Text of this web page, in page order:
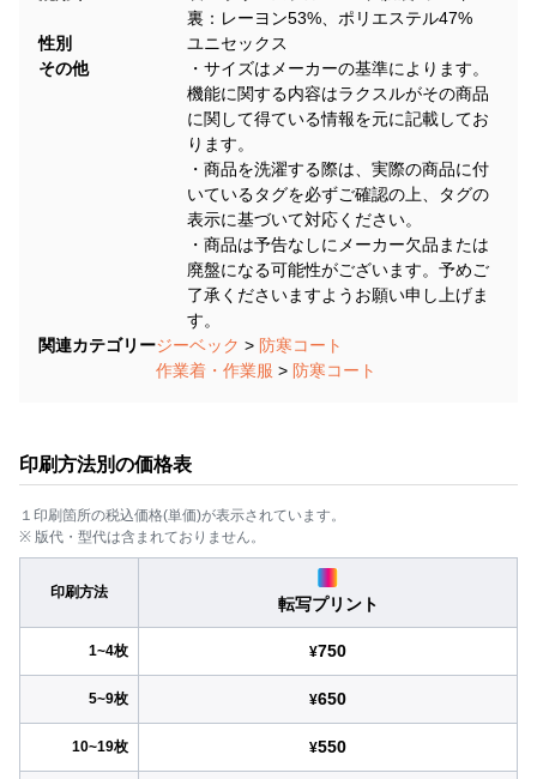
裏：レーヨン53%、ポリエステル47%
性別
ユニセックス
その他
・サイズはメーカーの基準によります。
機能に関する内容はラクスルがその商品
に関して得ている情報を元に記載してお
ります。
・商品を洗濯する際は、実際の商品に付
いているタグを必ずご確認の上、タグの
表示に基づいて対応ください。
・商品は予告なしにメーカー欠品または
廃盤になる可能性がございます。予めご
了承くださいますようお願い申し上げま
す。
関連カテゴリージーベック > 防寒コート
作業着・作業服 > 防寒コート
印刷方法別の価格表
１印刷箇所の税込価格(単価)が表示されています。
※ 版代・型代は含まれておりません。
印刷方法
転写プリント
1~4枚 ¥750
5~9枚 ¥650
10~19枚 ¥550